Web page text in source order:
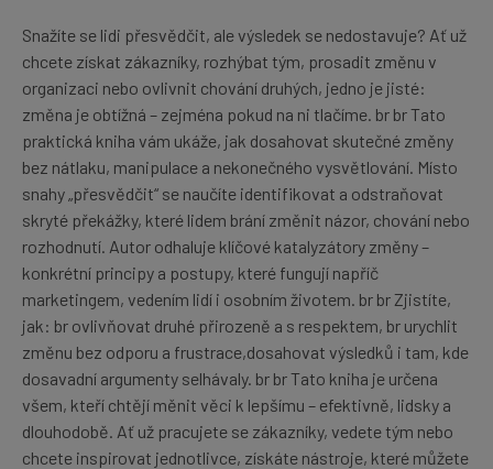
Snažíte se lidi přesvědčit, ale výsledek se nedostavuje? Ať už
chcete získat zákazníky, rozhýbat tým, prosadit změnu v
organizaci nebo ovlivnit chování druhých, jedno je jisté:
změna je obtížná – zejména pokud na ni tlačíme. br br Tato
praktická kniha vám ukáže, jak dosahovat skutečné změny
bez nátlaku, manipulace a nekonečného vysvětlování. Místo
snahy „přesvědčit“ se naučíte identifikovat a odstraňovat
skryté překážky, které lidem brání změnit názor, chování nebo
rozhodnutí. Autor odhaluje klíčové katalyzátory změny –
konkrétní principy a postupy, které fungují napříč
marketingem, vedením lidí i osobním životem. br br Zjistíte,
jak: br ovlivňovat druhé přirozeně a s respektem, br urychlit
změnu bez odporu a frustrace,dosahovat výsledků i tam, kde
dosavadní argumenty selhávaly. br br Tato kniha je určena
všem, kteří chtějí měnit věci k lepšímu – efektivně, lidsky a
dlouhodobě. Ať už pracujete se zákazníky, vedete tým nebo
chcete inspirovat jednotlivce, získáte nástroje, které můžete